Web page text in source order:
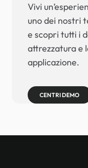
Vivi
uno dei nostri
e scopri tutti i
attrezzatura e
applicazione.
CENTRI DEMO